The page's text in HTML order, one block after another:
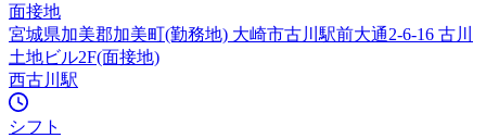
面接地
宮城県加美郡加美町(勤務地) 大崎市古川駅前大通2-6-16 古川
土地ビル2F(面接地)
西古川駅
シフト